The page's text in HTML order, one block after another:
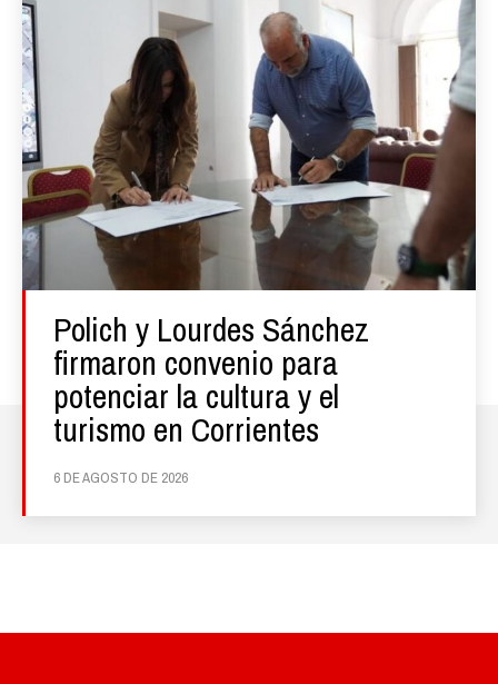
Polich y Lourdes Sánchez
firmaron convenio para
potenciar la cultura y el
turismo en Corrientes
6 DE AGOSTO DE 2026